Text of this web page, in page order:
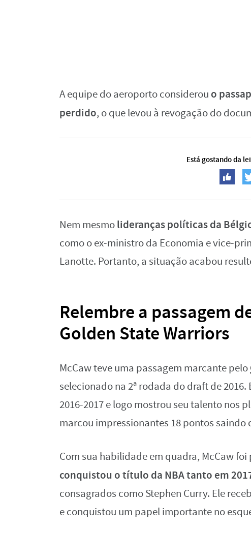
A equipe do aeroporto considerou o
perdido, o que levou à revogação do
Está gostando da
Nem mesmolideranças políticas da
como o ex-ministro da Economia e vice-
Lanotte. Portanto, a situação acabou
Relembre a passagem
Golden State Warriors
McCaw teve uma passagem marcante pelo
selecionado na 2ª rodada do draft de
2016-2017 e logo mostrou seu talento nos
marcou impressionantes 18 pontos saindo
Com sua habilidade em quadra, McCaw
conquistou o título da NBA tanto em
consagrados como Stephen Curry. Ele
e conquistou um papel importante no